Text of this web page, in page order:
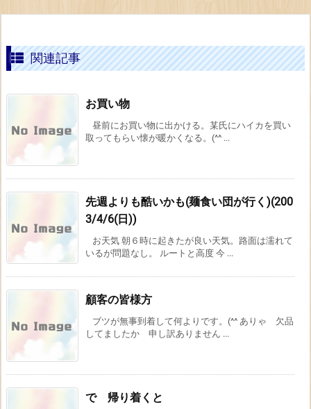
関連記事
お買い物
昼前にお買い物に出かける。某氏にハイカを買い
取ってもらい懐が暖かくなる。(^^ ...
先週よりも酷いかも(麺食い団が行く)(200
3/4/6(日))
お天気 朝６時に起きたが良い天気。路面は濡れて
いるが問題なし。 ルートと高度 今 ...
顧客の皆様方
ブツが無事到着して何よりです。(^^ ありゃ 欠品
してましたか 申し訳ありません ...
で 帰り着くと